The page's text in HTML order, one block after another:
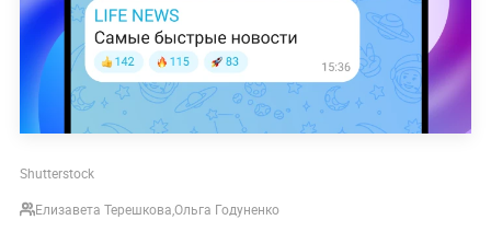
Shutterstock
Елизавета ТерешковаОльга Годуненко